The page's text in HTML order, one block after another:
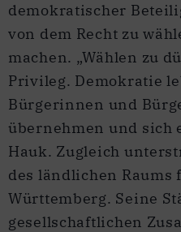
demokratischer
von dem Recht zu
machen. „Wählen zu
Privileg. Demokratie
Bürgerinnen und
übernehmen und sich
Hauk. Zugleich
des ländlichen Raums
Württemberg. Seine
gesellschaftlichen